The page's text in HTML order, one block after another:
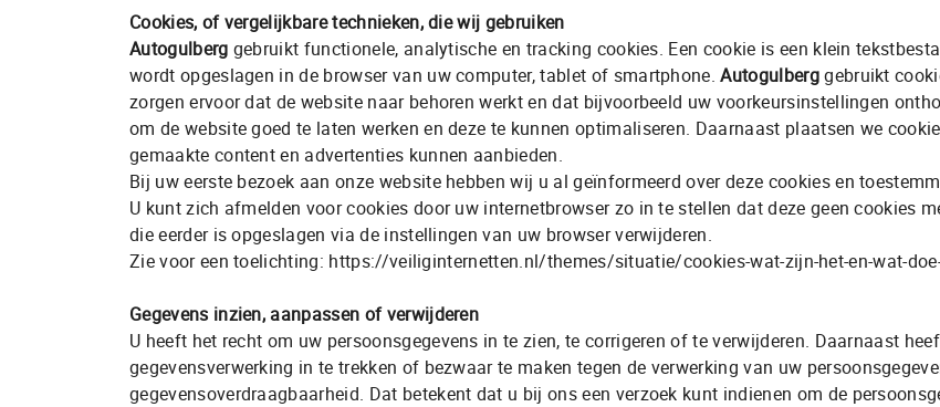
Cookies, of vergelijkbare technieken, die wij gebruiken
Autogulberg gebruikt functionele, analytische en tracking cookies. Een cookie is een klein
wordt opgeslagen in de browser van uw computer, tablet of smartphone.Autogulberggebruikt
zorgen ervoor dat de website naar behoren werkt en dat bijvoorbeeld uw voorkeursinstellingen
om de website goed te laten werken en deze te kunnen optimaliseren. Daarnaast plaatsen we
gemaakte content en advertenties kunnen aanbieden.
Bij uw eerste bezoek aan onze website hebben wij u al geïnformeerd over deze cookies en
U kunt zich afmelden voor cookies door uw internetbrowser zo in te stellen dat deze geen cookies
die eerder is opgeslagen via de instellingen van uw browser verwijderen.
Zie voor een toelichting: https://veiliginternetten.nl/themes/situatie/cookies-wat-zijn-het-en-wat-
Gegevens inzien, aanpassen of verwijderen
U heeft het recht om uw persoonsgegevens in te zien, te corrigeren of te verwijderen. Daarnaast
gegevensverwerking in te trekken of bezwaar te maken tegen de verwerking van uw
gegevensoverdraagbaarheid. Dat betekent dat u bij ons een verzoek kunt indienen om de